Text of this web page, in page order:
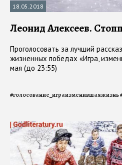
18.05.2018
Леонид Алексеев.
Проголосовать за лучший
жизненных победах «Игра,
мая (до 23:55)
#голосование_играизменившаяжизнь